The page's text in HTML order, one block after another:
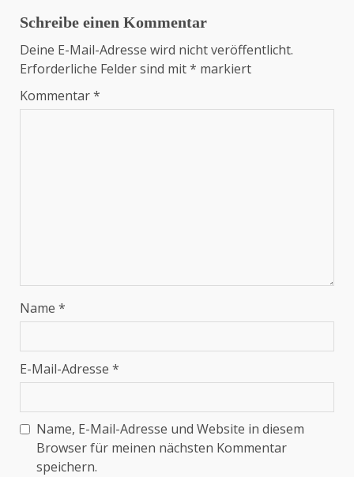
Schreibe einen Kommentar
Deine E-Mail-Adresse wird nicht veröffentlicht.
Erforderliche Felder sind mit* markiert
Kommentar*
Name *
E-Mail-Adresse *
Name, E-Mail-Adresse und Website in diesem
Browser für meinen nächsten Kommentar
speichern.